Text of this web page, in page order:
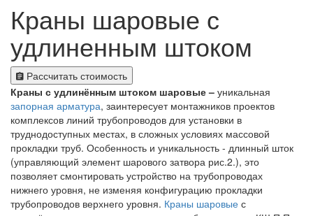
Краны шаровые с
удлиненным штоком
Рассчитать стоимость
Краны с удлинённым штоком шаровые – уникальная
запорная арматура, заинтересует монтажников проектов
комплексов линий трубопроводов для установки в
труднодоступных местах, в сложных условиях массовой
прокладки труб. Особенность и уникальность - длинный шток
(управляющий элемент шарового затвора рис.2.), это
позволяет смонтировать устройство на трубопроводах
нижнего уровня, не изменяя конфигурацию прокладки
трубопроводов верхнего уровня. Краны шаровые с